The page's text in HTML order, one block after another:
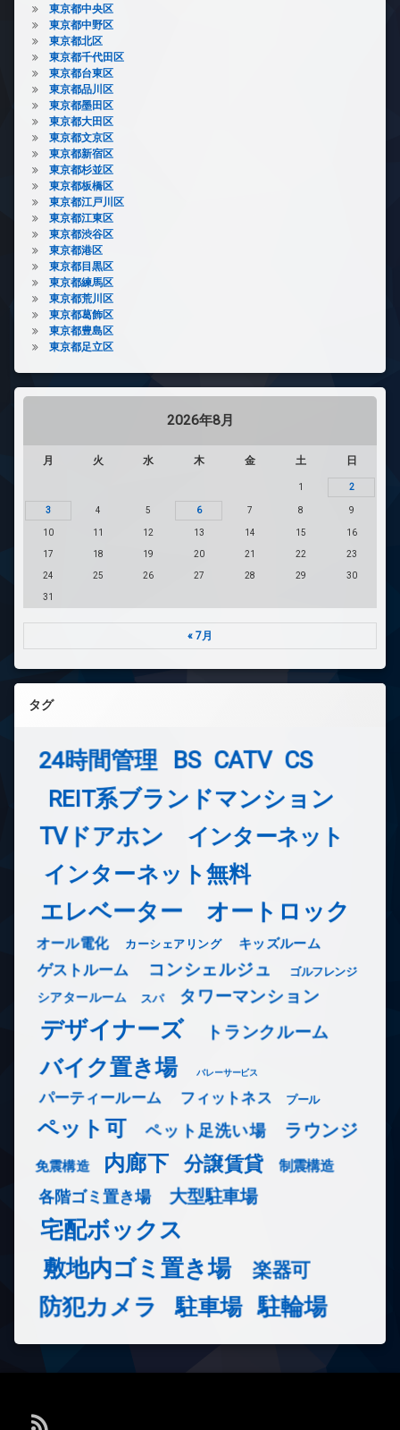
東京都中央区
東京都中野区
東京都北区
東京都千代田区
東京都台東区
東京都品川区
東京都墨田区
東京都大田区
東京都文京区
東京都新宿区
東京都杉並区
東京都板橋区
東京都江戸川区
東京都江東区
東京都渋谷区
東京都港区
東京都目黒区
東京都練馬区
東京都荒川区
東京都葛飾区
東京都豊島区
東京都足立区
2026年8月
月 火 水 木 金 土 日
1 2
3 4 5 6 7 8 9
10 11 12 13 14 15 16
17 18 19 20 21 22 23
24 25 26 27 28 29 30
31
« 7月
タグ
24時間管理 BS CATV CS
REIT系ブランドマンション
TVドアホン インターネット
インターネット無料
エレベーター オートロック
オール電化 カーシェアリング キッズルーム
ゲストルーム コンシェルジュ ゴルフレンジ
シアタールーム スパ タワーマンション
デザイナーズ トランクルーム
バイク置き場 バレーサービス
パーティールーム フィットネス プール
ペット可 ペット足洗い場 ラウンジ
免震構造 内廊下 分譲賃貸 制震構造
各階ゴミ置き場 大型駐車場
宅配ボックス
敷地内ゴミ置き場
楽器可
防犯カメラ 駐車場 駐輪場